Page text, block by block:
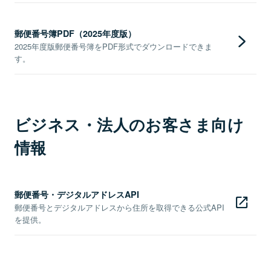
郵便番号簿PDF（2025年度版）
2025年度版郵便番号簿をPDF形式でダウンロードできま
す。
ビジネス・法人のお客さま向け
情報
郵便番号・デジタルアドレスAPI
郵便番号とデジタルアドレスから住所を取得できる公式API
を提供。